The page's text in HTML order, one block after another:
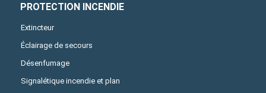
PROTECTION INCENDIE
Extincteur
Éclairage de secours
Désenfumage
Signalétique incendie et plan